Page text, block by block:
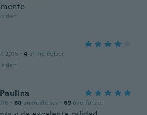
2015 · 4 anmeldelser
· 80 anmeldelser · 69 overførsler